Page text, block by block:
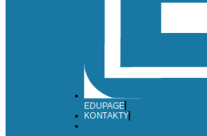
EDUPAGE
KONTAKTY